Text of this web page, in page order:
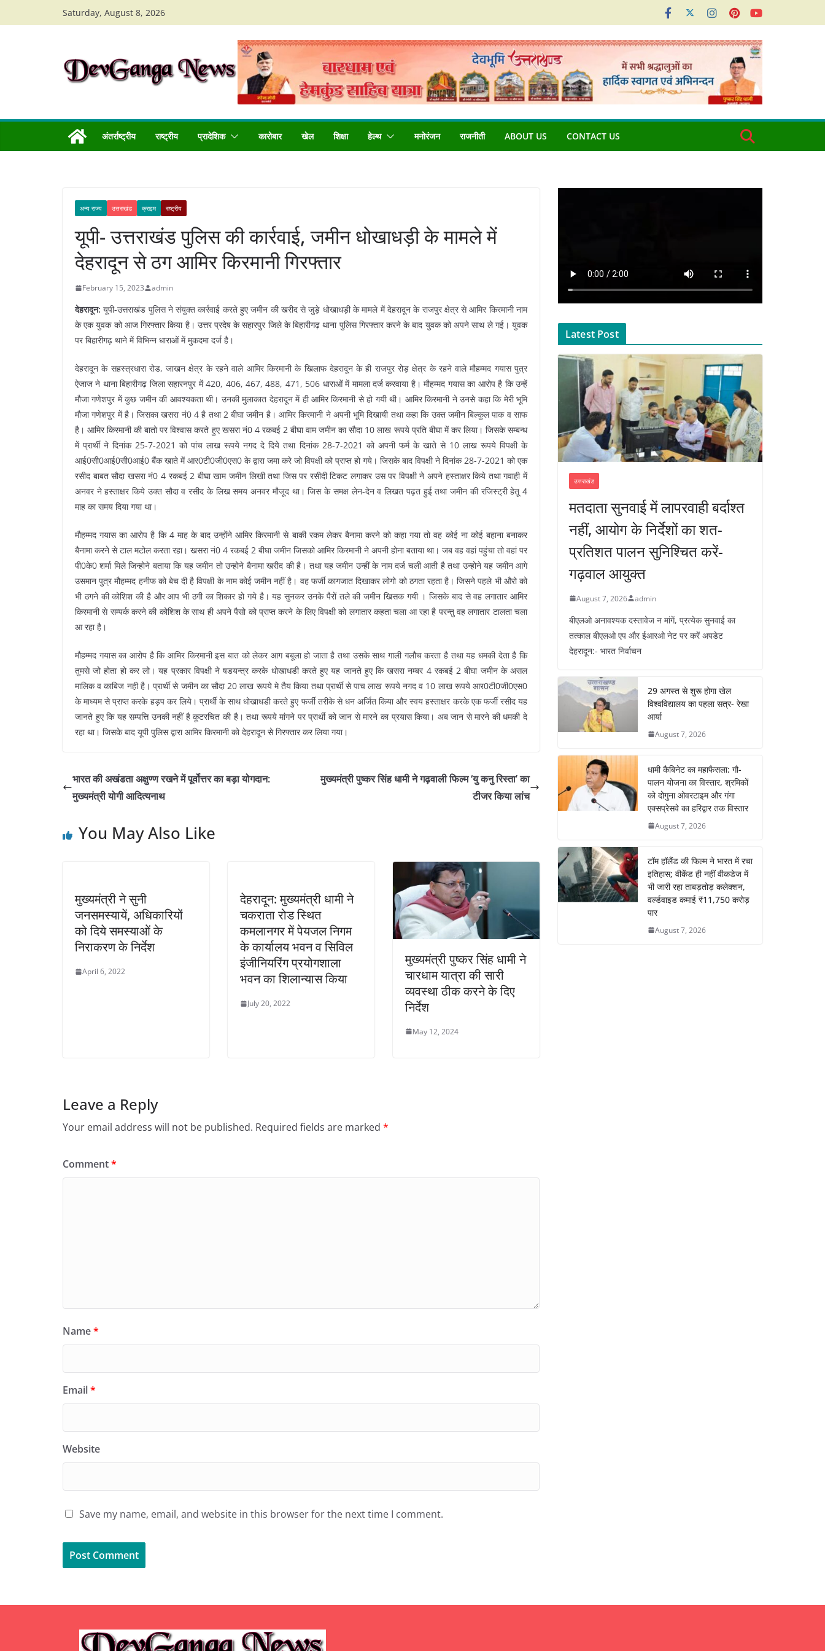
to
Saturday, August 8, 2026
अंतर्राष्ट्रीय राष्ट्रीय प्रादेशिक कारोबार खेल शिक्षा हेल्थ मनोरंजन राजनीती ABOUT US CONTACT US
अन्य राज्य उत्तराखंड क्राइम राष्ट्रीय
यूपी- उत्तराखंड पुलिस की कार्रवाई, जमीन धोखाधड़ी के मामले में
देहरादून से ठग आमिर किरमानी गिरफ्तार
February 15, 2023 admin
देहरादून: यूपी-उत्तराखंड पुलिस ने संयुक्त कार्रवाई करते हुए जमीन की खरीद से जुड़े धोखाधड़ी के मामले में देहरादून के राजपुर क्षेत्र से आमिर किरमानी नाम
के एक युवक को आज गिरफ्तार किया है। उत्तर प्रदेष के सहारपुर जिले के बिहारीगढ़ थाना पुलिस गिरफ्तार करने के बाद युवक को अपने साथ ले गई। युवक
पर बिहारीगढ़ थाने में विभिन्न धाराओं में मुकदमा दर्ज है।
देहरादून के सहस्त्रधारा रोड, जाखन क्षेत्र के रहने वाले आमिर किरमानी के खिलाफ देहरादून के ही राजपुर रोड़ क्षेत्र के रहने वाले मौहम्मद गयास पुत्र
ऐजाज ने थाना बिहारीगढ़ जिला सहारनपुर में 420, 406, 467, 488, 471, 506 धाराओं में मामला दर्ज करवाया है। मौहम्मद गयास का आरोप है कि उन्हें
मौजा गणेशपुर में कुछ जमीन की आवश्यकता थी। उनकी मुलाकात देहरादून में ही आमिर किरमानी से हो गयी थी। आमिर किरमानी ने उनसे कहा कि मेरी भूमि
मौजा गणेशपुर में है। जिसका खसरा नं0 4 है तथा 2 बीघा जमीन है। आमिर किरमानी ने अपनी भूमि दिखायी तथा कहा कि उक्त जमीन बिल्कुल पाक व साफ
है। आमिर किरमानी की बातो पर विश्वास करते हुए खसरा नं0 4 रकबई 2 बीघा वाम जमीन का सौदा 10 लाख रूपये प्रति बीघा में कर लिया। जिसके सम्बन्ध
में प्रार्थी ने दिनांक 25-7-2021 को पांच लाख रूपये नगद दे दिये तथा दिनांक 28-7-2021 को अपनी फर्म के खाते से 10 लाख रूपये विपक्षी के
आई0सी0आई0सी0आई0 बैंक खाते में आर0टी0जी0एस0 के द्वारा जमा करे जो विपक्षी को प्राप्त हो गये। जिसके बाद विपक्षी ने दिनांक 28-7-2021 को एक
रसीद बाबत सौदा खसरा नं0 4 रकबई 2 बीघा खाम जमीन लिखी तथा जिस पर रसीदी टिकट लगाकर उस पर विपक्षी ने अपने हस्ताक्षर किये तथा गवाही में
अनवर ने हस्ताक्षर किये उक्त सौदा व रसीद के लिख समय अनवर मौजूद था। जिस के समक्ष लेन-देन व लिखत पढ़त हुई तथा जमीन की रजिस्ट्री हेतू 4
माह का समय दिया गया था।
मौहम्मद गयास का आरोप है कि 4 माह के बाद उन्होंने आमिर किरमानी से बाकी रकम लेकर बैनामा करने को कहा गया तो वह कोई ना कोई बहाना बनाकर
बैनामा करने से टाल मटोल करता रहा। खसरा नं0 4 रकबई 2 बीघा जमीन जिसको आमिर किरमानी ने अपनी होना बताया था। जब वह वहां पहुंचा तो वहां पर
पी0के0 शर्मा मिले जिन्होने बताया कि यह जमीन तो उन्होने बैनामा खरीद की है। तथा यह जमीन उन्हीं के नाम दर्ज चली आती है तथा उन्होने यह जमीन आगे
उसमान पुत्र मौहम्मद हनीफ को बेच दी है विपक्षी के नाम कोई जमीन नहीं है। वह फर्जी कागजात दिखाकर लोगो को ठगता रहता है। जिसने पहले भी औरो को
भी ठगने की कोशिश की है और आप भी ठगी का शिकार हो गये है। यह सुनकर उनके पैरों तले की जमीन खिसक गयी । जिसके बाद से वह लगातार आमिर
किरमानी से सम्पर्क करने की कोशिश के साथ ही अपने पैसो को प्राप्त करने के लिए विपक्षी को लगातार कहता चला आ रहा है परन्तु वह लगातार टालता चला
आ रहा है।
मौहम्मद गयास का आरोप है कि आमिर किरमानी इस बात को लेकर आग बबूला हो जाता है तथा उसके साथ गाली गलौच करता है तथा यह धमकी देता है कि
तुमसे जो होता हो कर लो। यह प्रकार विपक्षी ने षडयन्त्र करके धोखाधडी करते हुए यह जानते हुए कि खसरा नम्बर 4 रकबई 2 बीघा जमीन के असल
मालिक व काबिज नही है। प्रार्थी से जमीन का सौदा 20 लाख रूपये मे तैय किया तथा प्रार्थी से पाच लाख रूपये नगद व 10 लाख रूपये आर0टी0जी0एस0
के माध्यम से प्राप्त करके हड़प कर लिये। प्रार्थी के साथ धोखाधडी करते हुए फर्जी तरीके से धन अर्जित किया और स्वय हस्ताक्षर करके एक फर्जी रसीद यह
जानते हुए कि यह सम्पत्ति उनकी नहीं है कूटरचित की है। तथा रूपये मांगने पर प्रार्थी को जान से मारने का प्रयास किया। अब जान से मारने की धमकी दे
रहा था। जिसके बाद यूपी पुलिस द्वारा आमिर किरमानी को देहरादून से गिरफ्तार कर लिया गया।
भारत की अखंडता अक्षुण्ण रखने में पूर्वोत्तर का बड़ा योगदान:
मुख्यमंत्री योगी आदित्यनाथ
मुख्यमंत्री पुष्कर सिंह धामी ने गढ़वाली फिल्म ‘यु कनु रिस्ता’ का
टीजर किया लांच
You May Also Like
मुख्यमंत्री ने सुनी
जनसमस्यायें, अधिकारियों
को दिये समस्याओं के
निराकरण के निर्देश
April 6, 2022
देहरादून: मुख्यमंत्री धामी ने
चकराता रोड स्थित
कमलानगर में पेयजल निगम
के कार्यालय भवन व सिविल
इंजीनियरिंग प्रयोगशाला
भवन का शिलान्यास किया
July 20, 2022
मुख्यमंत्री पुष्कर सिंह धामी ने
चारधाम यात्रा की सारी
व्यवस्था ठीक करने के दिए
निर्देश
May 12, 2024
Leave a Reply
Your email address will not be published. Required fields are marked *
Comment*
Name*
Email*
Website
Save my name, email, and website in this browser for the next time I comment.
Latest Post
उत्तराखंड
मतदाता सुनवाई में लापरवाही बर्दाश्त
नहीं, आयोग के निर्देशों का शत-
प्रतिशत पालन सुनिश्चित करें-
गढ़वाल आयुक्त
August 7, 2026 admin
बीएलओ अनावश्यक दस्तावेज न मांगें, प्रत्येक सुनवाई का
तत्काल बीएलओ एप और ईआरओ नेट पर करें अपडेट
देहरादून:- भारत निर्वाचन
29 अगस्त से शुरू होगा खेल
विश्वविद्यालय का पहला सत्र- रेखा
आर्या
August 7, 2026
धामी कैबिनेट का महाफैसला: गौ-
पालन योजना का विस्तार, श्रमिकों
को दोगुना ओवरटाइम और गंगा
एक्सप्रेसवे का हरिद्वार तक विस्तार
August 7, 2026
टॉम हॉलैंड की फिल्म ने भारत में रचा
इतिहास; वीकेंड ही नहीं वीकडेज में
भी जारी रहा ताबड़तोड़ कलेक्शन,
वर्ल्डवाइड कमाई ₹11,750 करोड़
पार
August 7, 2026